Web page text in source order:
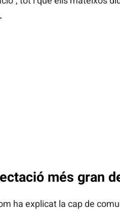
més gran
ha explicat la cap de